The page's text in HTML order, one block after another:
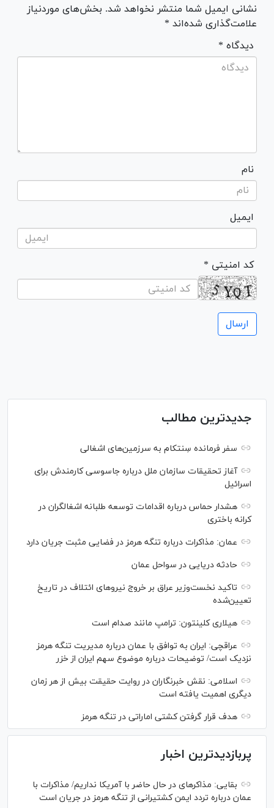
نشانی ایمیل شما منتشر نخواهد شد. بخش‌های موردنیاز
علامت‌گذاری شده‌اند *
* دیدگاه
نام
ایمیل
* کد امنیتی
جدیدترین مطالب
سفر فرمانده سِنتکام به سرزمین‌های اشغالی
آغاز تحقیقات سازمان ملل درباره جاسوسی کارمندش برای
اسرائیل
هشدار حماس درباره اقدامات توسعه طلبانه اشغالگران در
کرانه باختری
عمان: مذاکرات درباره تنگه هرمز در فضایی مثبت جریان دارد
حادثه دریایی در سواحل عمان
تاکید نخست‌وزیر عراق بر خروج نیروهای ائتلاف در تاریخ
تعیین‌شده
هیلاری کلینتون: ترامپ مانند صدام است
عراقچی: ایران به توافق با عمان درباره مدیریت تنگه هرمز
نزدیک است/ توضیحات درباره موضوع سهم ایران از خزر
اسلامی: نقش خبرنگاران در روایت حقیقت بیش از هر زمان
دیگری اهمیت یافته است
هدف قرار گرفتن کشتی اماراتی در تنگه هرمز
پربازدیدترین اخبار
بقایی: مذاکره‎ای در حال حاضر با آمریکا نداریم/ مذاکرات با
عمان درباره تردد ایمن کشتیرانی از تنگه هرمز در جریان است